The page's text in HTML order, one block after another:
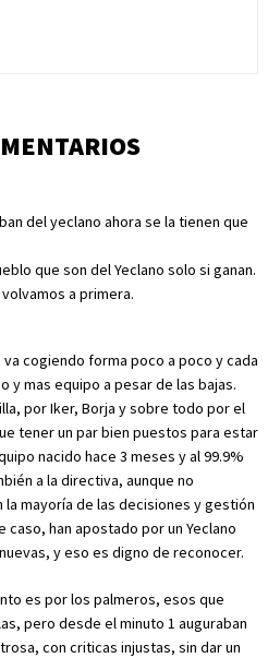
del yeclano ahora se la tienen que
que son del Yeclano solo si ganan.
a primera.
va cogiendo forma poco a poco y cada
y mas equipo a pesar de las bajas.
por Iker, Borja y sobre todo por el
tener un par bien puestos para estar
nacido hace 3 meses y al 99.9%
a la directiva, aunque no
la mayoría de las decisiones y gestión
caso, han apostado por un Yeclano
y eso es digno de reconocer.
es por los palmeros, esos que
pero desde el minuto 1 auguraban
con criticas injustas, sin dar un